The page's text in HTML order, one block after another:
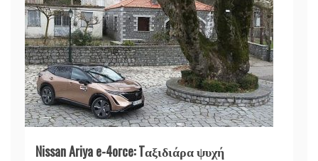
Nissan Ariya e-4orce: Tαξιδιάρα ψυχή